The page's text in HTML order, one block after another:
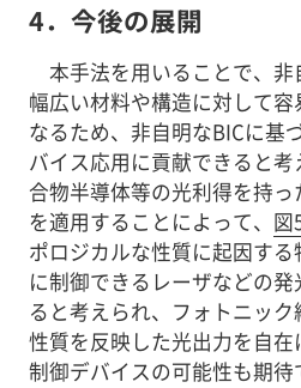
4． 今後の展開
本手法を用いることで、
幅広い材料や構造に対して
なるため、非自明なBICに基
バイス応用に貢献できると
合物半導体等の光利得を持
を適用することによって、 図
ポロジカルな性質に起因す
に制御できるレーザなどの
ると考えられ、フォトニッ
性質を反映した光出力を自
制御デバイスの可能性も期待